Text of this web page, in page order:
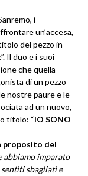
i
un’accesa,
del pezzo in
Il duo e i suoi
che quella
di un pezzo
nostre paure e le
ad un nuovo,
titolo: “IO SONO
proposito del
abbiamo imparato
sbagliati e